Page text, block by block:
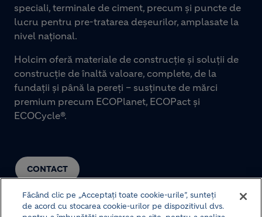
CONTACT
speciali, terminale de ciment, precum și puncte de
lucru pentru pre-tratarea deșeurilor, amplasate la
nivel național.
Holcim oferă materiale de construcție și soluții de
construcție de înaltă valoare, complete, de la
fundații și până la pereți – susținute de mărci
premium precum ECOPlanet, ECOPact și
ECOCycle®.
Făcând clic pe „Acceptați toate cookie-urile”, sunteți
de acord cu stocarea cookie-urilor pe dispozitivul dvs.